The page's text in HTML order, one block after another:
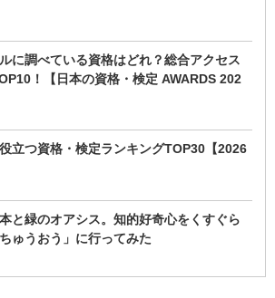
に調べている資格はどれ？総合アクセス
！【日本の資格・検定 AWARDS 202
立つ資格・検定ランキングTOP30【2026
と緑のオアシス。知的好奇心をくすぐら
ゅうおう」に行ってみた